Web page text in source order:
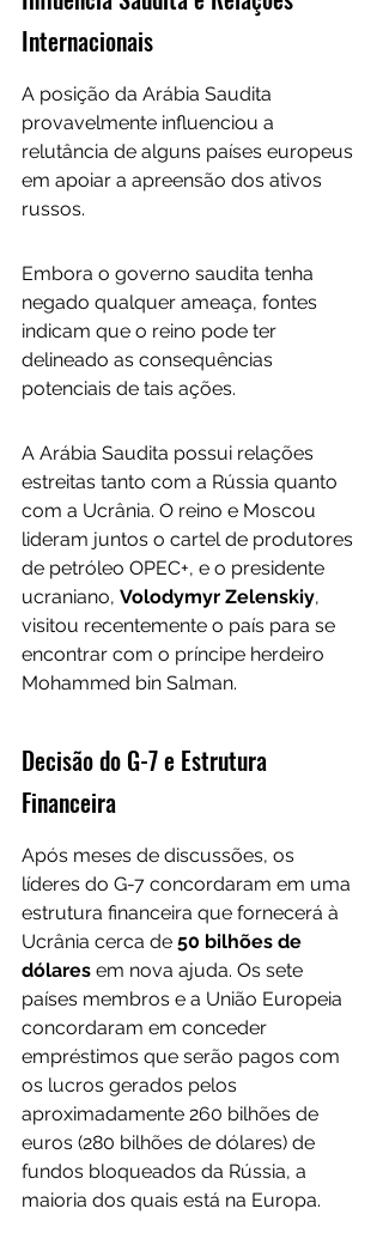
Internacionais
A posição da Arábia Saudita
provavelmente influenciou a
relutância de alguns países europeus
em apoiar a apreensão dos ativos
russos.
Embora o governo saudita tenha
negado qualquer ameaça, fontes
indicam que o reino pode ter
delineado as consequências
potenciais de tais ações.
A Arábia Saudita possui relações
estreitas tanto com a Rússia quanto
com a Ucrânia. O reino e Moscou
lideram juntos o cartel de produtores
de petróleo OPEC+, e o presidente
ucraniano, Volodymyr Zelenskiy,
visitou recentemente o país para se
encontrar com o príncipe herdeiro
Mohammed bin Salman.
Decisão do G-7 e Estrutura
Financeira
Após meses de discussões, os
líderes do G-7 concordaram em uma
estrutura financeira que fornecerá à
Ucrânia cerca de 50 bilhões de
dólares em nova ajuda. Os sete
países membros e a União Europeia
concordaram em conceder
empréstimos que serão pagos com
os lucros gerados pelos
aproximadamente 260 bilhões de
euros (280 bilhões de dólares) de
fundos bloqueados da Rússia, a
maioria dos quais está na Europa.